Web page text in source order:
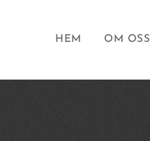
HEM OM OSS